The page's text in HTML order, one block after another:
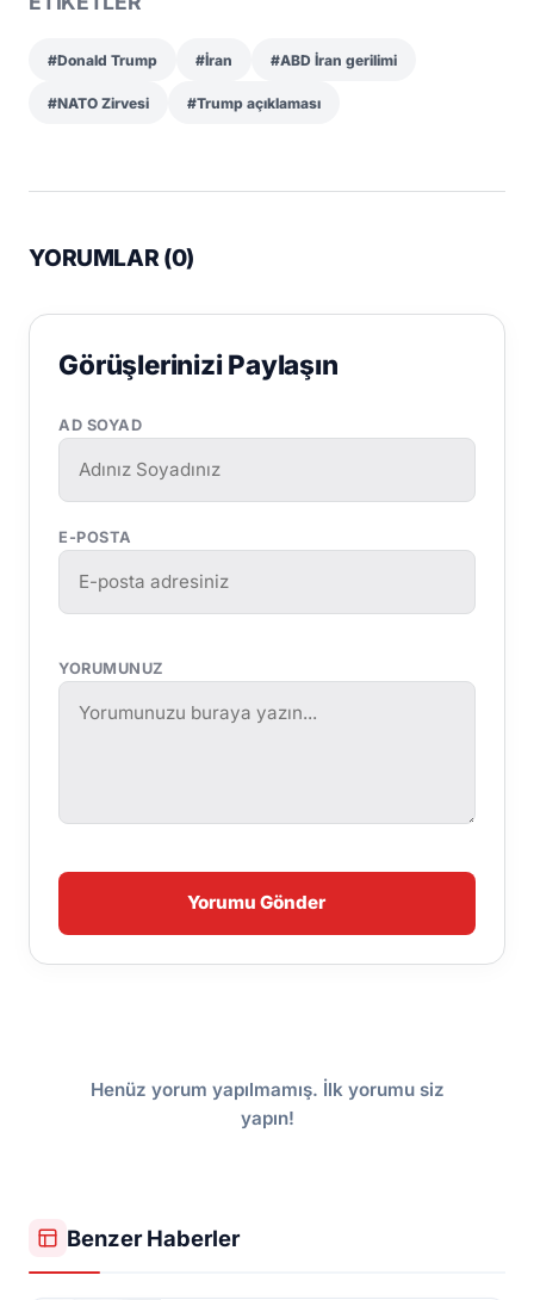
#Donald Trump #İran #ABD İran gerilimi
#NATO Zirvesi #Trump açıklaması
YORUMLAR (0)
Görüşlerinizi Paylaşın
AD SOYAD
E-POSTA
YORUMUNUZ
Yorumu Gönder
Henüz yorum yapılmamış. İlk yorumu siz
yapın!
Benzer Haberler